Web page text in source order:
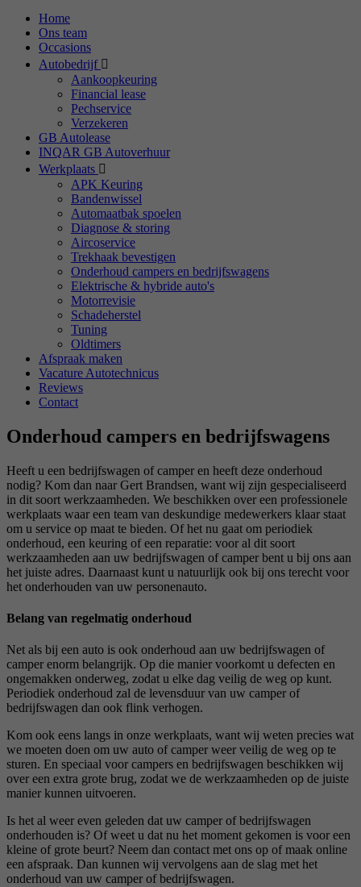
Home
Ons team
Occasions
Autobedrijf
Aankoopkeuring
Financial lease
Pechservice
Verzekeren
GB Autolease
INQAR GB Autoverhuur
Werkplaats
APK Keuring
Bandenwissel
Automaatbak spoelen
Diagnose & storing
Aircoservice
Trekhaak bevestigen
Onderhoud campers en bedrijfswagens
Elektrische & hybride auto's
Motorrevisie
Schadeherstel
Tuning
Oldtimers
Afspraak maken
Vacature Autotechnicus
Reviews
Contact
Onderhoud campers en bedrijfswagens
Heeft u een bedrijfswagen of camper en heeft deze onderhoud
nodig? Kom dan naar Gert Brandsen, want wij zijn gespecialiseerd
in dit soort werkzaamheden. We beschikken over een professionele
werkplaats waar een team van deskundige medewerkers klaar staat
om u service op maat te bieden. Of het nu gaat om periodiek
onderhoud, een keuring of een reparatie: voor al dit soort
werkzaamheden aan uw bedrijfswagen of camper bent u bij ons aan
het juiste adres. Daarnaast kunt u natuurlijk ook bij ons terecht voor
het onderhouden van uw personenauto.
Belang van regelmatig onderhoud
Net als bij een auto is ook onderhoud aan uw bedrijfswagen of
camper enorm belangrijk. Op die manier voorkomt u defecten en
ongemakken onderweg, zodat u elke dag veilig de weg op kunt.
Periodiek onderhoud zal de levensduur van uw camper of
bedrijfswagen dan ook flink verhogen.
Kom ook eens langs in onze werkplaats, want wij weten precies wat
we moeten doen om uw auto of camper weer veilig de weg op te
sturen. En speciaal voor campers en bedrijfswagen beschikken wij
over een extra grote brug, zodat we de werkzaamheden op de juiste
manier kunnen uitvoeren.
Is het al weer even geleden dat uw camper of bedrijfswagen
onderhouden is? Of weet u dat nu het moment gekomen is voor een
kleine of grote beurt? Neem dan contact met ons op of maak online
een afspraak. Dan kunnen wij vervolgens aan de slag met het
onderhoud van uw camper of bedrijfswagen.